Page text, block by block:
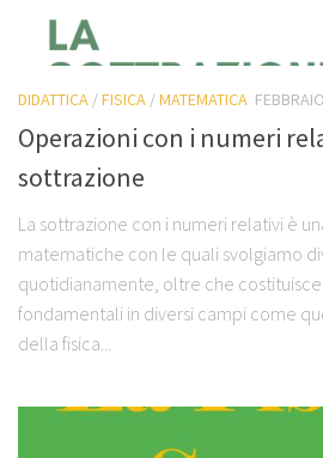
DIDATTICA /FISICA /MATEMATICA
Operazioni con i numeri
sottrazione
La sottrazione con i numeri relativi è
matematiche con le quali svolgiamo
quotidianamente, oltre che
fondamentali in diversi campi come
della fisica...